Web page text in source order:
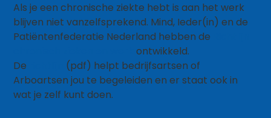
Als je een chronische ziekte hebt is aan het werk
blijven niet vanzelfsprekend. Mind, Ieder(in) en de
Patiëntenfederatie Nederland hebben de
ontwikkeld.
De
(pdf) helpt bedrijfsartsen of
Arboartsen jou te begeleiden en er staat ook in
wat je zelf kunt doen.